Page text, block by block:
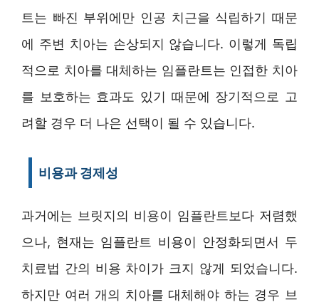
트는 빠진 부위에만 인공 치근을 식립하기 때문
에 주변 치아는 손상되지 않습니다. 이렇게 독립
적으로 치아를 대체하는 임플란트는 인접한 치아
를 보호하는 효과도 있기 때문에 장기적으로 고
려할 경우 더 나은 선택이 될 수 있습니다.
비용과 경제성
과거에는 브릿지의 비용이 임플란트보다 저렴했
으나, 현재는 임플란트 비용이 안정화되면서 두
치료법 간의 비용 차이가 크지 않게 되었습니다.
하지만 여러 개의 치아를 대체해야 하는 경우 브